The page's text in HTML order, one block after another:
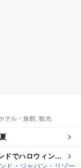
テル・旅館, 観光
ドでハロウィンパ